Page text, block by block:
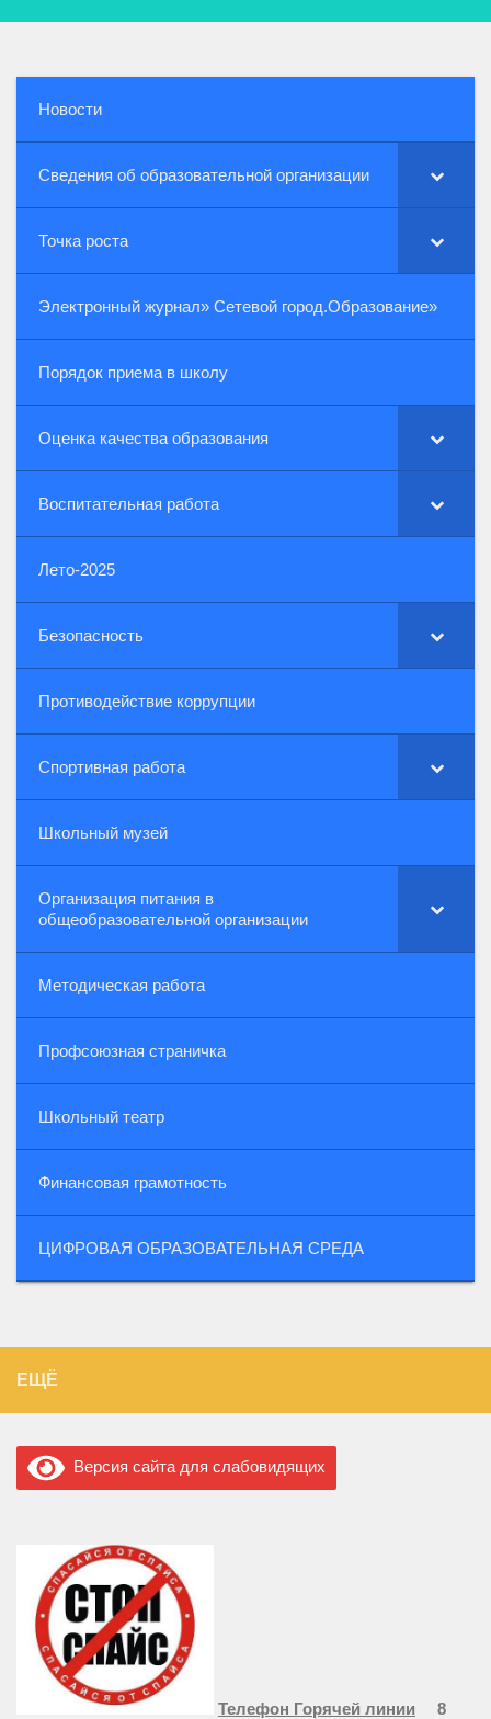
Новости
Сведения об образовательной организации
Точка роста
Электронный журнал» Сетевой город.Образование»
Порядок приема в школу
Оценка качества образования
Воспитательная работа
Лето-2025
Безопасность
Противодействие коррупции
Спортивная работа
Школьный музей
Организация питания в
общеобразовательной организации
Методическая работа
Профсоюзная страничка
Школьный театр
Финансовая грамотность
ЦИФРОВАЯ ОБРАЗОВАТЕЛЬНАЯ СРЕДА
ЕЩЁ
Версия сайта для слабовидящих
Телефон Горячей линии
8